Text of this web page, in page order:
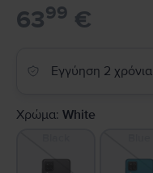
6399 €
Εγγύηση 2 χρόνια
Χρώμα: White